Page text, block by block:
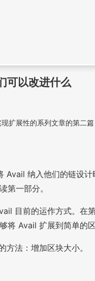
可以改进什么
扩展性的系列文章的第二
Avail 纳入他们的链设
第一部分。
目前的运作方式。在
将 Avail 扩展到简单的
法：增加区块大小。